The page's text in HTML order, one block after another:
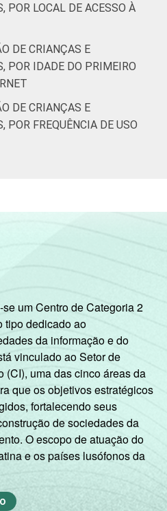
até 2 SM
Mais de 2
SM até 3 SM
Mais de 3
SM
DE 51
DE 56
crianças e adolescentes
estimulada. Dados
de 2015 e junho
aquele que utilizou a
uma vez nos três
a entrevista.
em: 10/10/2016.
em: 28/10/2016. Mais
POR LOCAL DE ACESSO À
DE CRIANÇAS E
POR IDADE DO PRIMEIRO
DE CRIANÇAS E
POR FREQUÊNCIA DE USO
um Centro de Categoria 2
tipo dedicado ao
da informação e do
vinculado ao Setor de
(CI), uma das cinco áreas da
que os objetivos estratégicos
fortalecendo seus
de sociedades da
O escopo de atuação do
e os países lusófonos da